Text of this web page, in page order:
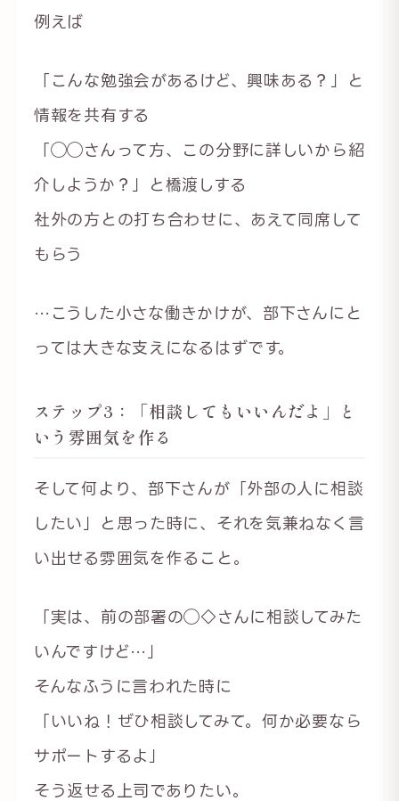
例えば
「こんな勉強会があるけど、興味ある？」と
情報を共有する
「◯◯さんって方、この分野に詳しいから紹
介しようか？」と橋渡しする
社外の方との打ち合わせに、あえて同席して
もらう
…こうした小さな働きかけが、部下さんにと
っては大きな支えになるはずです。
ステップ3：「相談してもいいんだよ」と
いう雰囲気を作る
そして何より、部下さんが「外部の人に相談
したい」と思った時に、それを気兼ねなく言
い出せる雰囲気を作ること。
「実は、前の部署の◯◇さんに相談してみた
いんですけど…」
そんなふうに言われた時に
「いいね！ぜひ相談してみて。何か必要なら
サポートするよ」
そう返せる上司でありたい。